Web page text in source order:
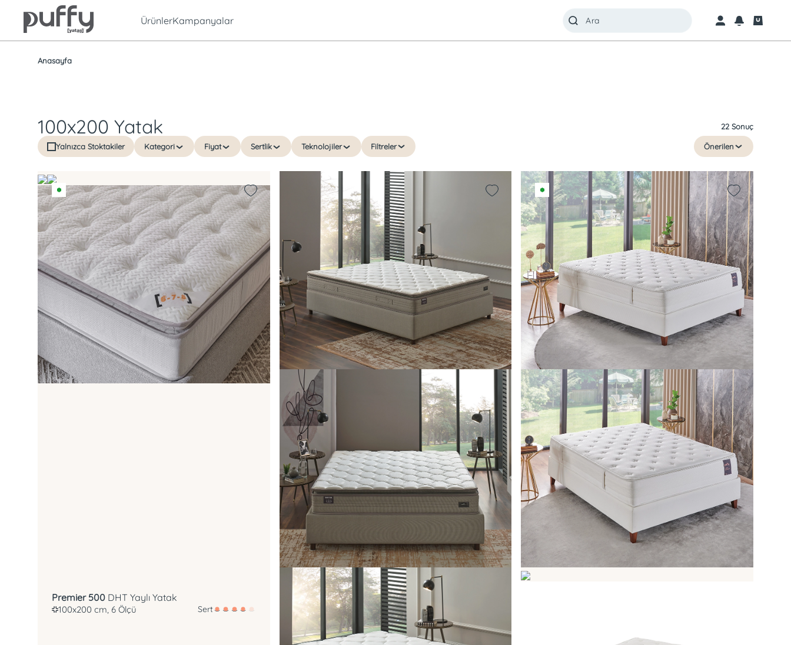
ÜrünlerKampanyalar
Anasayfa
100x200 Yatak 22 Sonuç
Yalnızca Stoktakiler Kategori Fiyat Sertlik Teknolojiler Filtreler Önerilen
DHT Yay No-turn
Premier 500 DHT Yaylı Yatak
100x200 cm, 6 Ölçü Sert